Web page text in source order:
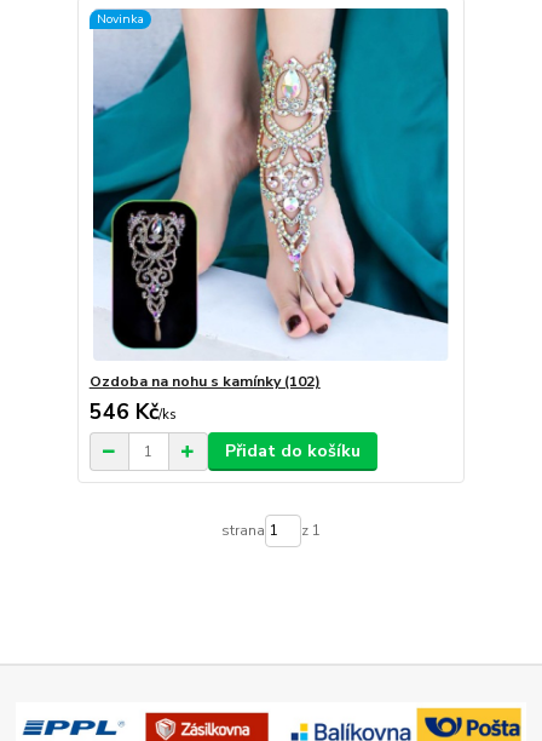
Novinka
Ozdoba na nohu s kamínky (102)
546 Kč/ks
Přidat do košíku
strana z 1